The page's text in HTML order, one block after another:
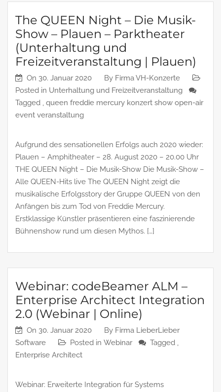
The QUEEN Night – Die Musik-
Show – Plauen – Parktheater
(Unterhaltung und
Freizeitveranstaltung | Plauen)
On 30. Januar 2020 By Firma VH-Konzerte
Posted in Unterhaltung und Freizeitveranstaltung
Tagged , queen freddie mercury konzert show open-air
event veranstaltung
Aufgrund des sensationellen Erfolgs auch 2020 wieder:
Plauen – Amphitheater – 28. August 2020 – 20.00 Uhr
THE QUEEN Night – Die Musik-Show Die Musik-Show –
Alle QUEEN-Hits live The QUEEN Night zeigt die
musikalische Erfolgsstory der Gruppe QUEEN von den
Anfängen bis zum Tod von Freddie Mercury.
Erstklassige Künstler präsentieren eine faszinierende
Bühnenshow rund um diesen Mythos. […]
Webinar: codeBeamer ALM –
Enterprise Architect Integration
2.0 (Webinar | Online)
On 30. Januar 2020 By Firma LieberLieber
Software
Posted in Webinar
Tagged ,
Enterprise Architect
Webinar: Erweiterte Integration für Systems